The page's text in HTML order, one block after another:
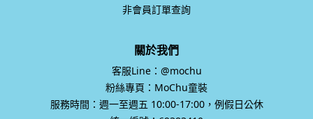
非會員訂單查詢
關於我們
客服Line：@mochu
粉絲專頁：MoChu童裝
服務時間：週一至週五 10:00-17:00，例假日公休